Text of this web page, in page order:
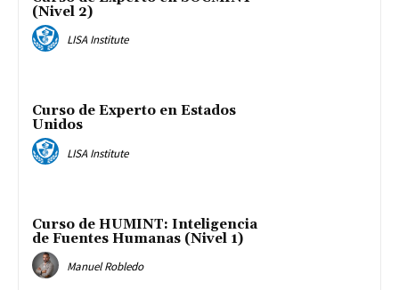
(Nivel 2)
LISA Institute
Curso de Experto en Estados
Unidos
LISA Institute
Curso de HUMINT: Inteligencia
de Fuentes Humanas (Nivel 1)
Manuel Robledo